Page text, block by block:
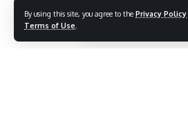
By using this site, you agree to the Privacy Policy
Terms of Use